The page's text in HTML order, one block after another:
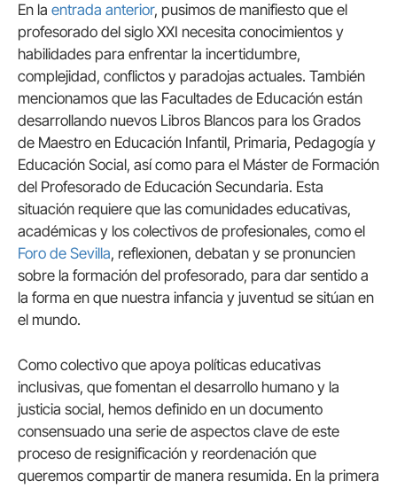
En la entrada anterior, pusimos de manifiesto que el
profesorado del siglo XXI necesita conocimientos y
habilidades para enfrentar la incertidumbre,
complejidad, conflictos y paradojas actuales. También
mencionamos que las Facultades de Educación están
desarrollando nuevos Libros Blancos para los Grados
de Maestro en Educación Infantil, Primaria, Pedagogía y
Educación Social, así como para el Máster de Formación
del Profesorado de Educación Secundaria. Esta
situación requiere que las comunidades educativas,
académicas y los colectivos de profesionales, como el
Foro de Sevilla, reflexionen, debatan y se pronuncien
sobre la formación del profesorado, para dar sentido a
la forma en que nuestra infancia y juventud se sitúan en
el mundo.
Como colectivo que apoya políticas educativas
inclusivas, que fomentan el desarrollo humano y la
justicia social, hemos definido en un documento
consensuado una serie de aspectos clave de este
proceso de resignificación y reordenación que
queremos compartir de manera resumida. En la primera